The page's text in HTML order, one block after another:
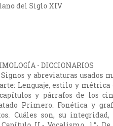
del Siglo XIV
- DICCIONARIOS
y abreviaturas usados
Lenguaje, estilo y métrica
y párrafos de los
Primero. Fonética y
Cuáles son, su integridad,